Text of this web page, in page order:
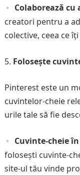
Colaborează
creatori pentru a
colective, ceea ce
Folosește
Pinterest este un
cuvintelor-cheie
urile tale să fie
Cuvinte-cheie
folosești cuvinte-
site-ul tău vinde